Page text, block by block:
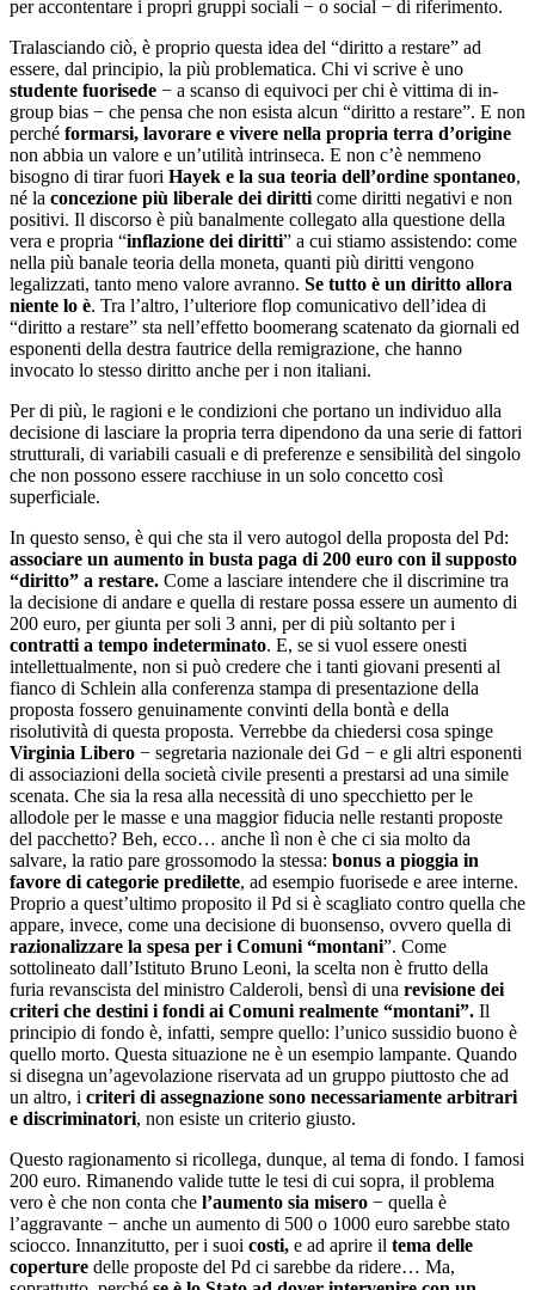
per accontentare i propri gruppi sociali − o social − di riferimento.
Tralasciando ciò, è proprio questa idea del “diritto a restare” ad
essere, dal principio, la più problematica. Chi vi scrive è uno
studente fuorisede − a scanso di equivoci per chi è vittima di in-
group bias − che pensa che non esista alcun “diritto a restare”. E non
perché formarsi, lavorare e vivere nella propria terra d’origine
non abbia un valore e un’utilità intrinseca. E non c’è nemmeno
bisogno di tirar fuori Hayek e la sua teoria dell’ordine spontaneo,
né la concezione più liberale dei diritti come diritti negativi e non
positivi. Il discorso è più banalmente collegato alla questione della
vera e propria “inflazione dei diritti” a cui stiamo assistendo: come
nella più banale teoria della moneta, quanti più diritti vengono
legalizzati, tanto meno valore avranno. Se tutto è un diritto allora
niente lo è. Tra l’altro, l’ulteriore flop comunicativo dell’idea di
“diritto a restare” sta nell’effetto boomerang scatenato da giornali ed
esponenti della destra fautrice della remigrazione, che hanno
invocato lo stesso diritto anche per i non italiani.
Per di più, le ragioni e le condizioni che portano un individuo alla
decisione di lasciare la propria terra dipendono da una serie di fattori
strutturali, di variabili casuali e di preferenze e sensibilità del singolo
che non possono essere racchiuse in un solo concetto così
superficiale.
In questo senso, è qui che sta il vero autogol della proposta del Pd:
associare un aumento in busta paga di 200 euro con il supposto
“diritto” a restare. Come a lasciare intendere che il discrimine tra
la decisione di andare e quella di restare possa essere un aumento di
200 euro, per giunta per soli 3 anni, per di più soltanto per i
contratti a tempo indeterminato. E, se si vuol essere onesti
intellettualmente, non si può credere che i tanti giovani presenti al
fianco di Schlein alla conferenza stampa di presentazione della
proposta fossero genuinamente convinti della bontà e della
risolutività di questa proposta. Verrebbe da chiedersi cosa spinge
Virginia Libero − segretaria nazionale dei Gd − e gli altri esponenti
di associazioni della società civile presenti a prestarsi ad una simile
scenata. Che sia la resa alla necessità di uno specchietto per le
allodole per le masse e una maggior fiducia nelle restanti proposte
del pacchetto? Beh, ecco… anche lì non è che ci sia molto da
salvare, la ratio pare grossomodo la stessa: bonus a pioggia in
favore di categorie predilette, ad esempio fuorisede e aree interne.
Proprio a quest’ultimo proposito il Pd si è scagliato contro quella che
appare, invece, come una decisione di buonsenso, ovvero quella di
razionalizzare la spesa per i Comuni “montani”. Come
sottolineato dall’Istituto Bruno Leoni, la scelta non è frutto della
furia revanscista del ministro Calderoli, bensì di una revisione dei
criteri che destini i fondi ai Comuni realmente “montani”. Il
principio di fondo è, infatti, sempre quello: l’unico sussidio buono è
quello morto. Questa situazione ne è un esempio lampante. Quando
si disegna un’agevolazione riservata ad un gruppo piuttosto che ad
un altro, i criteri di assegnazione sono necessariamente arbitrari
e discriminatori, non esiste un criterio giusto.
Questo ragionamento si ricollega, dunque, al tema di fondo. I famosi
200 euro. Rimanendo valide tutte le tesi di cui sopra, il problema
vero è che non conta che l’aumento sia misero − quella è
l’aggravante − anche un aumento di 500 o 1000 euro sarebbe stato
sciocco. Innanzitutto, per i suoi costi, e ad aprire il tema delle
coperture delle proposte del Pd ci sarebbe da ridere… Ma,